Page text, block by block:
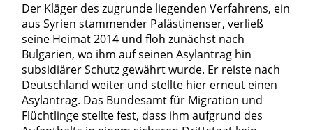
Der Kläger des zugrunde liegenden Verfahrens, ein
aus Syrien stammender Palästinenser, verließ
seine Heimat 2014 und floh zunächst nach
Bulgarien, wo ihm auf seinen Asylantrag hin
subsidiärer Schutz gewährt wurde. Er reiste nach
Deutschland weiter und stellte hier erneut einen
Asylantrag. Das Bundesamt für Migration und
Flüchtlinge stellte fest, dass ihm aufgrund des